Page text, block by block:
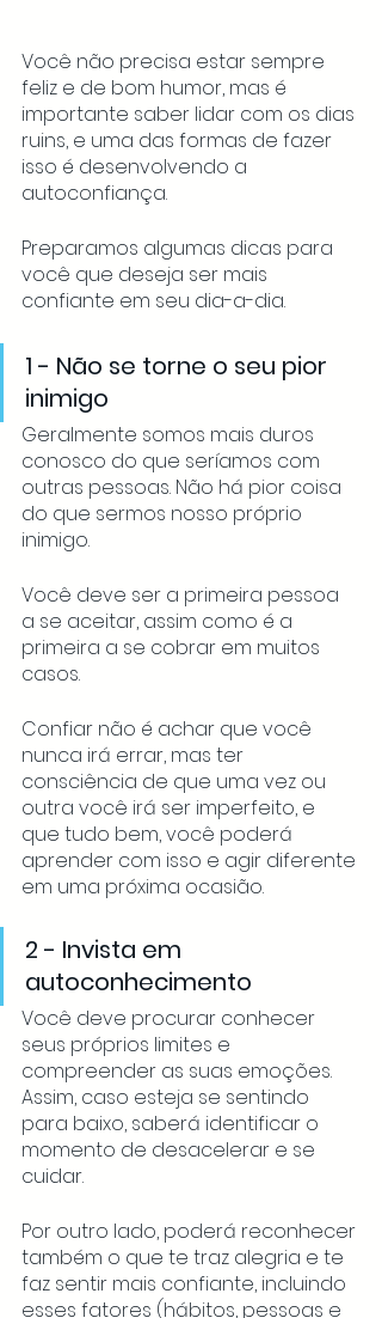
Você não precisa estar sempre
feliz e de bom humor, mas é
importante saber lidar com os dias
ruins, e uma das formas de fazer
isso é desenvolvendo a
autoconfiança.
Preparamos algumas dicas para
você que deseja ser mais
confiante em seu dia-a-dia.
1 - Não se torne o seu pior
inimigo
Geralmente somos mais duros
conosco do que seríamos com
outras pessoas. Não há pior coisa
do que sermos nosso próprio
inimigo.
Você deve ser a primeira pessoa
a se aceitar, assim como é a
primeira a se cobrar em muitos
casos.
Confiar não é achar que você
nunca irá errar, mas ter
consciência de que uma vez ou
outra você irá ser imperfeito, e
que tudo bem, você poderá
aprender com isso e agir diferente
em uma próxima ocasião.
2 - Invista em
autoconhecimento
Você deve procurar conhecer
seus próprios limites e
compreender as suas emoções.
Assim, caso esteja se sentindo
para baixo, saberá identificar o
momento de desacelerar e se
cuidar.
Por outro lado, poderá reconhecer
também o que te traz alegria e te
faz sentir mais confiante, incluindo
esses fatores (hábitos, pessoas e